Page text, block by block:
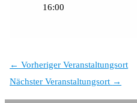
16:00
← Vorheriger Veranstaltungsort
Nächster Veranstaltungsort →